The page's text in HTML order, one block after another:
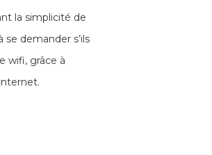
la simplicité de
demander s’ils
wifi, grâce à